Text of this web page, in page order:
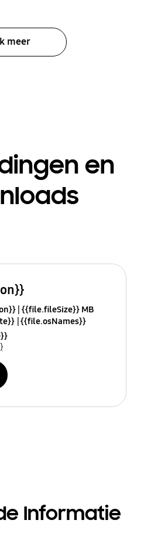
meer
en
{{file.fileSize}} MB
{{file.osNames}}
Informatie